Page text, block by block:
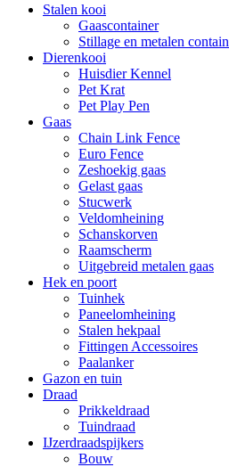
Stalen kooi
Gaascontainer
Stillage en metalen
Dierenkooi
Huisdier Kennel
Pet Krat
Pet Play Pen
Gaas
Chain Link Fence
Euro Fence
Zeshoekig gaas
Gelast gaas
Stucwerk
Veldomheining
Schanskorven
Raamscherm
Uitgebreid metalen gaas
Hek en poort
Tuinhek
Paneelomheining
Stalen hekpaal
Fittingen Accessoires
Paalanker
Gazon en tuin
Draad
Prikkeldraad
Tuindraad
IJzerdraadspijkers
Bouw